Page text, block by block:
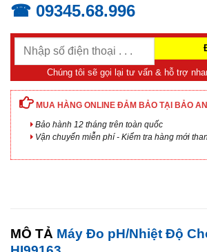
☎ 09345.68.996
Chúng tôi sẽ gọi lại tư vấn & hỗ trợ
MUA HÀNG ONLINE ĐẢM BẢO TẠI BẢO
Bảo hành 12 tháng trên toàn quốc
Vận chuyển miễn phí - Kiểm tra hàng mới
MÔ TẢ Máy Đo pH/Nhiệt Độ